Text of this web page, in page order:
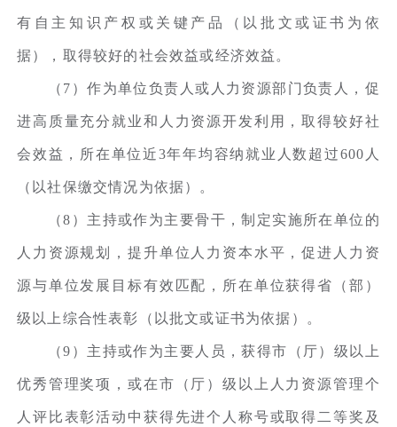
有自主知识产权或关键产品（以批文或证书为依
据），取得较好的社会效益或经济效益。
（7）作为单位负责人或人力资源部门负责人，促
进高质量充分就业和人力资源开发利用，取得较好社
会效益，所在单位近3年年均容纳就业人数超过600人
（以社保缴交情况为依据）。
（8）主持或作为主要骨干，制定实施所在单位的
人力资源规划，提升单位人力资本水平，促进人力资
源与单位发展目标有效匹配，所在单位获得省（部）
级以上综合性表彰（以批文或证书为依据）。
（9）主持或作为主要人员，获得市（厅）级以上
优秀管理奖项，或在市（厅）级以上人力资源管理个
人评比表彰活动中获得先进个人称号或取得二等奖及